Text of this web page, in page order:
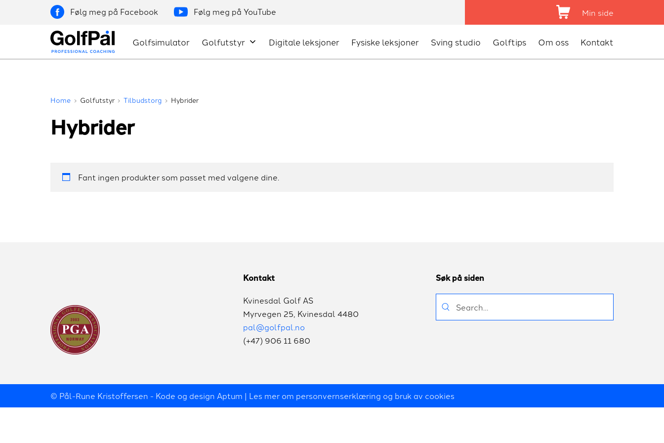
Facebook Youtube Shopping Cart
Min side
GolfPål
Golfsimulator Golfutstyr Digitale leksjoner Fysiske leksjoner Sving studio Golftips Om oss Kontakt
Home Golfutstyr Tilbudstorg Hybrider
Hybrider
Fant ingen produkter som passet med valgene dine.
Kontakt
Kvinesdal Golf AS
Myrvegen 25, Kvinesdal 4480
pal@golfpal.no
(+47) 906 11 680
Søk på siden
etter:
© Pål-Rune Kristoffersen - Kode og design Aptum | Les mer om personvernserklæring og bruk av cookies